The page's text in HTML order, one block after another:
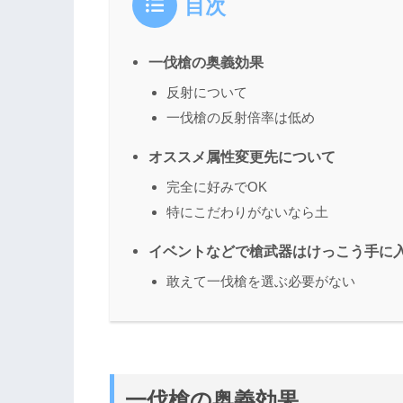
目次
一伐槍の奥義効果
反射について
一伐槍の反射倍率は低め
オススメ属性変更先について
完全に好みでOK
特にこだわりがないなら土
イベントなどで槍武器はけっこう手に
敢えて一伐槍を選ぶ必要がない